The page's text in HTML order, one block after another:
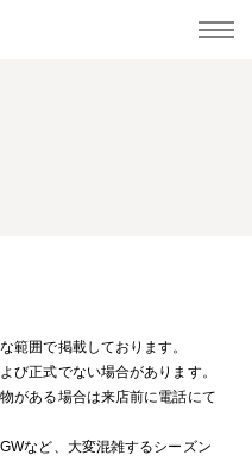
範囲で掲載しております。
び正式でない場合があります。
がある場合は来店前に電話にて
など、大変混雑するシーズン